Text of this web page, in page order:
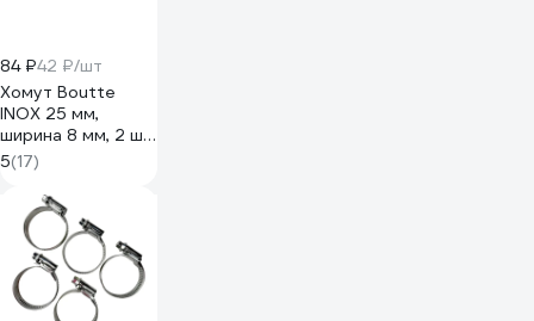
84 ₽42 ₽/шт
Хомут Boutte
INOX 25 мм,
ширина 8 мм, 2 шт.
0204335
5(17)